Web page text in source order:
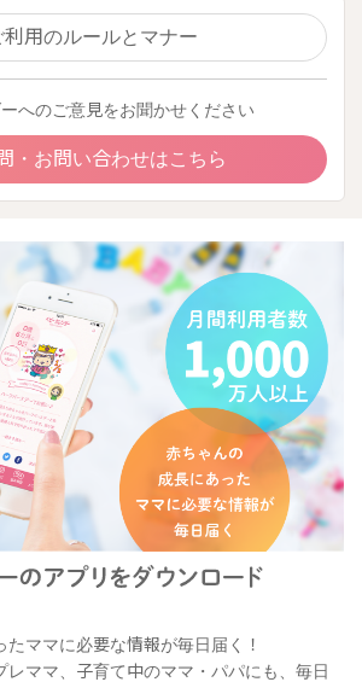
利用のルールとマナー
へのご意見をお聞かせください
・お問い合わせはこちら
ママに必要な情報が毎日届く！
レママ、子育て中のママ・パパにも、毎日